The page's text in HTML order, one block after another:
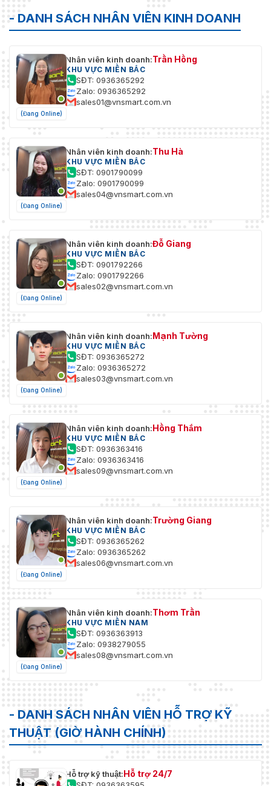
Tiêu thụ ≤ 24W
Nhiệt độ làm việc
°F)
Độ ẩm làm việc 10% đến 90%
Kích thước (R × D
× C)
285 × 210 × 48 mm (11.2 × 8.3 × 1.9
- DANH SÁCH NHÂN VIÊN KINH DOANH
(Đang Online)
Nhân viên kinh doanh:Trần Hồng
KHU VỰC MIỀN BẮC
SĐT: 0936365292
Zalo: 0936365292
sales01@vnsmart.com.vn
(Đang Online)
Nhân viên kinh doanh:Thu Hà
KHU VỰC MIỀN BẮC
SĐT: 0901790099
Zalo: 0901790099
sales04@vnsmart.com.vn
(Đang Online)
Nhân viên kinh doanh:Đỗ Giang
KHU VỰC MIỀN BẮC
SĐT: 0901792266
Zalo: 0901792266
sales02@vnsmart.com.vn
(Đang Online)
Nhân viên kinh doanh:Mạnh Tường
KHU VỰC MIỀN BẮC
SĐT: 0936365272
Zalo: 0936365272
sales03@vnsmart.com.vn
(Đang Online)
Nhân viên kinh doanh:Hồng Thắm
KHU VỰC MIỀN BẮC
SĐT: 0936363416
Zalo: 0936363416
sales09@vnsmart.com.vn
(Đang Online)
Nhân viên kinh doanh:Trường Giang
KHU VỰC MIỀN BẮC
SĐT: 0936365262
Zalo: 0936365262
sales06@vnsmart.com.vn
(Đang Online)
Nhân viên kinh doanh:Thơm Trần
KHU VỰC MIỀN NAM
SĐT: 0936363913
Zalo: 0938279055
sales08@vnsmart.com.vn
- DANH SÁCH NHÂN VIÊN HỖ TRỢ KỸ
THUẬT (GIỜ HÀNH CHÍNH)
Hỗ trợ kỹ thuật:Hỗ trợ 24/7